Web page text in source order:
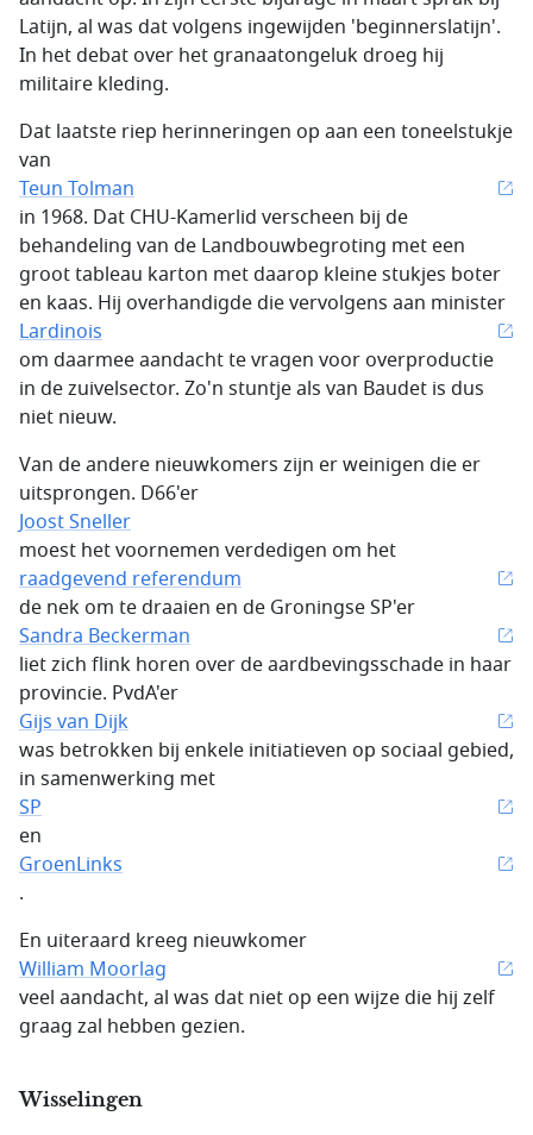
Latijn, al was dat volgens ingewijden 'beginnerslatijn'.
In het debat over het granaatongeluk droeg hij
militaire kleding.
Dat laatste riep herinneringen op aan een toneelstukje
van
Teun Tolman
in 1968. Dat CHU-Kamerlid verscheen bij de
behandeling van de Landbouwbegroting met een
groot tableau karton met daarop kleine stukjes boter
en kaas. Hij overhandigde die vervolgens aan minister
Lardinois
om daarmee aandacht te vragen voor overproductie
in de zuivelsector. Zo'n stuntje als van Baudet is dus
niet nieuw.
Van de andere nieuwkomers zijn er weinigen die er
uitsprongen. D66'er
Joost Sneller
moest het voornemen verdedigen om het
raadgevend referendum
de nek om te draaien en de Groningse SP'er
Sandra Beckerman
liet zich flink horen over de aardbevingsschade in haar
provincie. PvdA'er
Gijs van Dijk
was betrokken bij enkele initiatieven op sociaal gebied,
in samenwerking met
SP
en
GroenLinks
.
En uiteraard kreeg nieuwkomer
William Moorlag
veel aandacht, al was dat niet op een wijze die hij zelf
graag zal hebben gezien.
Wisselingen